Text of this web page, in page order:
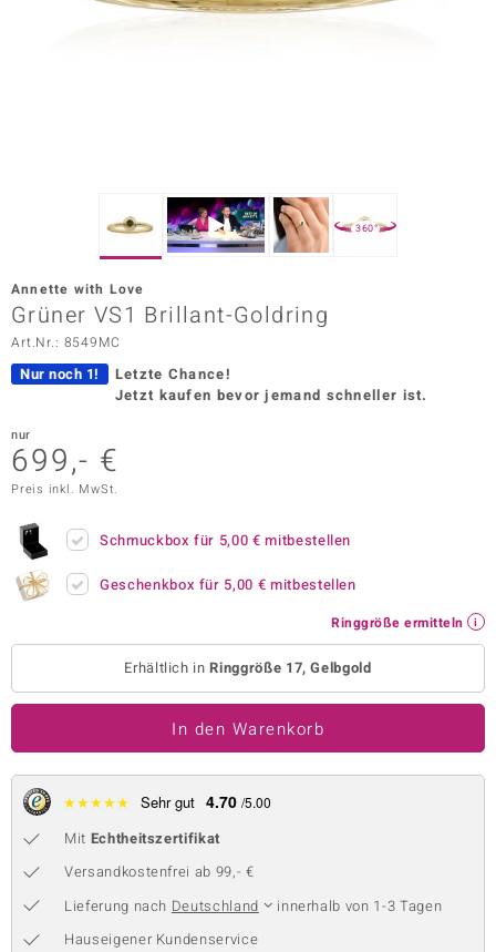
Vogue
BY DE MELO
Collection
360°
Annette with Love
Grüner VS1 Brillant-Goldring
Art.Nr.: 8549MC
Nur noch 1!
Letzte Chance!
Jetzt kaufen bevor jemand schneller ist.
nur
699,- €
Preis inkl. MwSt.
Schmuckbox für 5,00 € mitbestellen
Geschenkbox für 5,00 € mitbestellen
Ringgröße ermitteln
Erhältlich inRinggröße 17, Gelbgold
In den Warenkorb
★★★★★ Sehr gut 4.70 /5.00
Mit Echtheitszertifikat
Versandkostenfrei ab 99,- €
Lieferung nach Deutschland
innerhalb von 1-3 Tagen
Hauseigener Kundenservice